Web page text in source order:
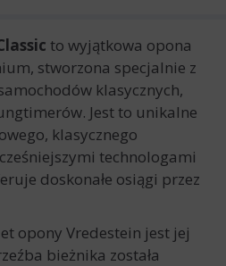
to wyjątkowa opona
stworzona specjalnie z
klasycznych,
Jest to unikalne
klasycznego
technologami
doskonałe osiągi przez
opony Vredestein jest jej
bieżnika została